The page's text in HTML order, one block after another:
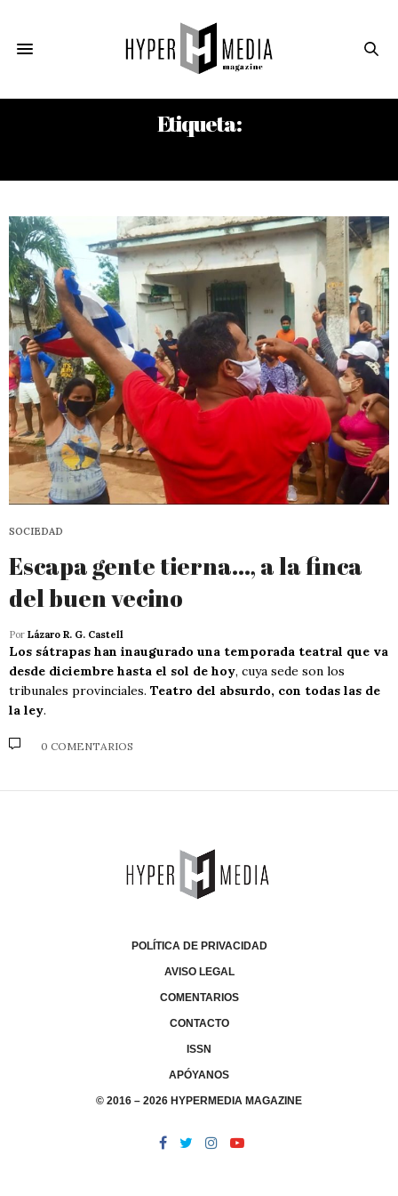
Etiqueta:
SOCIEDAD
Escapa gente tierna…, a la finca
del buen vecino
Por Lázaro R. G. Castell
Los sátrapas han inaugurado una temporada teatral que va
desde diciembre hasta el sol de hoy, cuya sede son los
tribunales provinciales. Teatro del absurdo, con todas las de
la ley.
0 COMENTARIOS
POLÍTICA DE PRIVACIDAD
AVISO LEGAL
COMENTARIOS
CONTACTO
ISSN
APÓYANOS
© 2016 – 2026 HYPERMEDIA MAGAZINE